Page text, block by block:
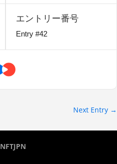
エントリー番号
Entry #42
Next Entry →
NFTJPN